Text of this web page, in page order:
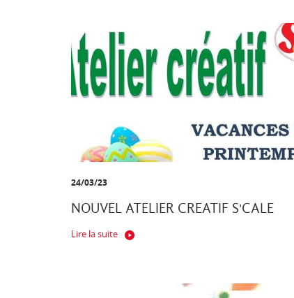
24/03/23
NOUVEL ATELIER CREATIF S'CALE
Lire la suite